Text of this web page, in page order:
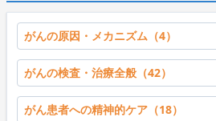
がんの原因・メカニズム（4）
がんの検査・治療全般（42）
がん患者への精神的ケア（18）